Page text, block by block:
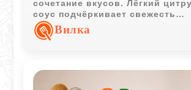
сочетание вкусов. Лёгкий
соус подчёркивает свежесть
ингредиентов и делает салат
вариантом для тёплого сезона.
Вилка